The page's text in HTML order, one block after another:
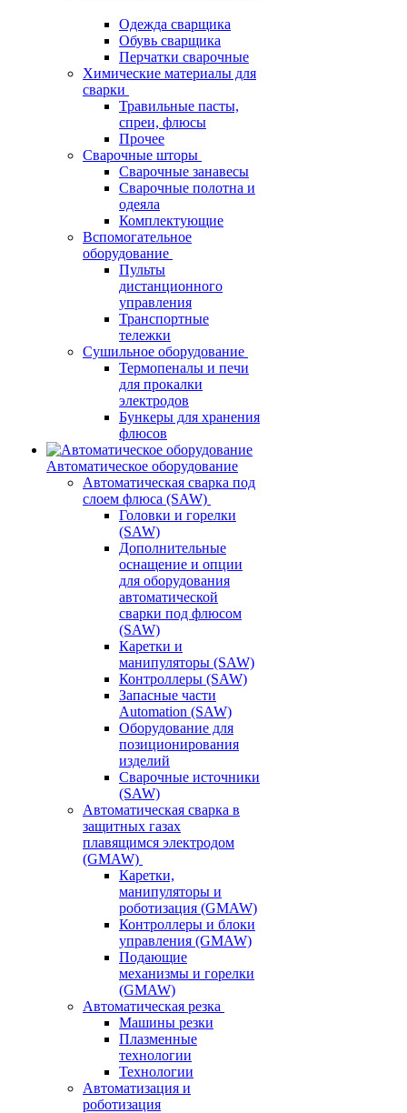
Одежда сварщика
Обувь сварщика
Перчатки сварочные
Химические материалы для
сварки
Травильные пасты,
спреи, флюсы
Прочее
Сварочные шторы
Сварочные занавесы
Сварочные полотна и
одеяла
Комплектующие
Вспомогательное
оборудование
Пульты
дистанционного
управления
Транспортные
тележки
Сушильное оборудование
Термопеналы и печи
для прокалки
электродов
Бункеры для хранения
флюсов
Автоматическое оборудование
Автоматическая сварка под
слоем флюса (SAW)
Головки и горелки
(SAW)
Дополнительные
оснащение и опции
для оборудования
автоматической
сварки под флюсом
(SAW)
Каретки и
манипуляторы (SAW)
Контроллеры (SAW)
Запасные части
Automation (SAW)
Оборудование для
позиционирования
изделий
Сварочные источники
(SAW)
Автоматическая сварка в
защитных газах
плавящимся электродом
(GMAW)
Каретки,
манипуляторы и
роботизация (GMAW)
Контроллеры и блоки
управления (GMAW)
Подающие
механизмы и горелки
(GMAW)
Автоматическая резка
Машины резки
Плазменные
технологии
Технологии
Автоматизация и
роботизация